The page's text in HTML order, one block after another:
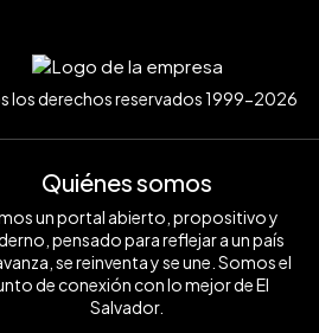
los derechos reservados 1999-2026
Quiénes somos
un portal abierto, propositivo y
pensado para reflejar a un país
se reinventa y se une. Somos el
de conexión con lo mejor de El
Salvador.